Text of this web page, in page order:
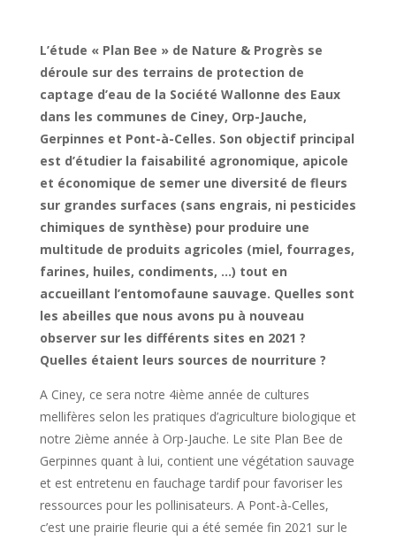
L’étude « Plan Bee » de Nature & Progrès se
déroule sur des terrains de protection de
captage d’eau de la Société Wallonne des Eaux
dans les communes de Ciney, Orp-Jauche,
Gerpinnes et Pont-à-Celles. Son objectif principal
est d’étudier la faisabilité agronomique, apicole
et économique de semer une diversité de fleurs
sur grandes surfaces (sans engrais, ni pesticides
chimiques de synthèse) pour produire une
multitude de produits agricoles (miel, fourrages,
farines, huiles, condiments, …) tout en
accueillant l’entomofaune sauvage. Quelles sont
les abeilles que nous avons pu à nouveau
observer sur les différents sites en 2021 ?
Quelles étaient leurs sources de nourriture ?
A Ciney, ce sera notre 4ième année de cultures
mellifères selon les pratiques d’agriculture biologique et
notre 2ième année à Orp-Jauche. Le site Plan Bee de
Gerpinnes quant à lui, contient une végétation sauvage
et est entretenu en fauchage tardif pour favoriser les
ressources pour les pollinisateurs. A Pont-à-Celles,
c’est une prairie fleurie qui a été semée fin 2021 sur le